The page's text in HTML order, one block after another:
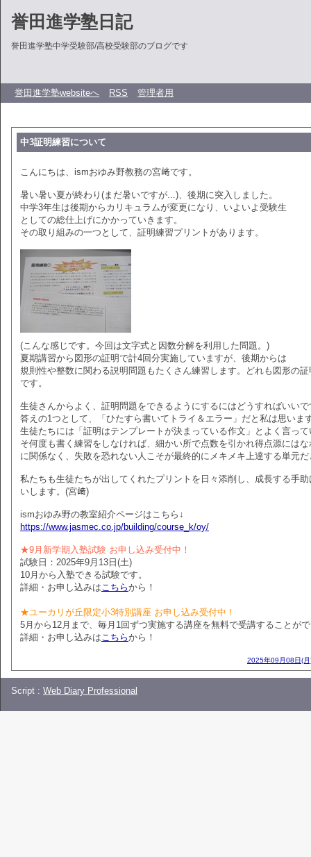
誉田進学塾日記
誉田進学塾中学受験部/高校受験部のブログです
誉田進学塾websiteへ RSS 管理者用
中3証明練習について
こんにちは、ismおゆみ野教務の宮﨑です。
暑い暑い夏が終わり(まだ暑いですが...)、後期に突入しました。
中学3年生は後期からカリキュラムが変更になり、いよいよ受験生
としての総仕上げにかかっていきます。
その取り組みの一つとして、証明練習プリントがあります。
(こんな感じです。今回は文字式と因数分解を利用した問題。)
夏期講習から図形の証明で計4回分実施していますが、後期からは
規則性や整数に関わる説明問題もたくさん練習します。どれも図形の
です。
生徒さんからよく、証明問題をできるようにするにはどうすればいい
答えの1つとして、「ひたすら書いてトライ＆エラー」だと私は思いま
生徒たちには「証明はテンプレートが決まっている作文」とよく言っ
そ何度も書く練習をしなければ、細かい所で点数を引かれ得点源には
に関係なく、失敗を恐れない人こそが最終的にメキメキ上達する単元
私たちも生徒たちが出してくれたプリントを日々添削し、成長する手
いします。(宮﨑)
ismおゆみ野の教室紹介ページはこちら↓
https://www.jasmec.co.jp/building/course_k/oy/
★9月新学期入塾試験 お申し込み受付中！
試験日：2025年9月13日(土)
10月から入塾できる試験です。
詳細・お申し込みはこちらから！
★ユーカリが丘限定小3特別講座 お申し込み受付中！
5月から12月まで、毎月1回ずつ実施する講座を無料で受講することが
詳細・お申し込みはこちらから！
2025年09月08日(
Script : Web Diary Professional